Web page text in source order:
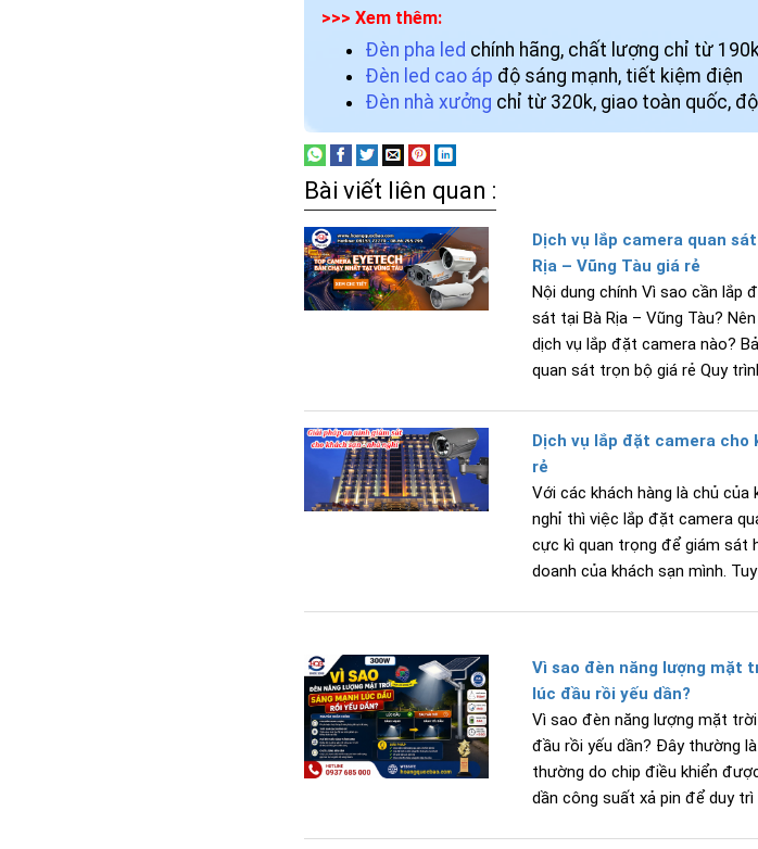
>>> Xem thêm:
Đèn pha led chính hãng, chất lượng chỉ từ
Đèn led cao áp độ sáng mạnh, tiết kiệm điện
Đèn nhà xưởng chỉ từ 320k, giao toàn quốc,
Bài viết liên quan :
Dịch vụ lắp camera quan
Rịa – Vũng Tàu giá rẻ
Nội dung chính Vì sao cần lắp
sát tại Bà Rịa – Vũng Tàu?
dịch vụ lắp đặt camera nào?
quan sát trọn bộ giá rẻ Quy
Dịch vụ lắp đặt camera cho
rẻ
Với các khách hàng là chủ của
nghỉ thì việc lắp đặt camera
cực kì quan trọng để giám sát
doanh của khách sạn mình. Tuy
Vì sao đèn năng lượng mặt
lúc đầu rồi yếu dần?
Vì sao đèn năng lượng mặt
đầu rồi yếu dần? Đây thường
thường do chip điều khiển
dần công suất xả pin để duy trì